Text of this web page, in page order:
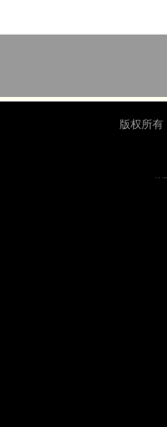
司是中南地区专业的铣刨机租
铣刨机（路肩警示带铣刨机）
改黑；路肩警示带铣刨施工；隆
版权所